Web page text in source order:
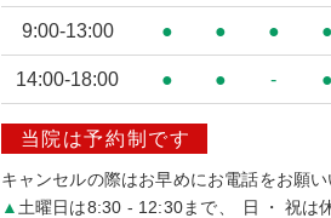
9:00-13:00 ● ● ● ●
14:00-18:00 ● ● - ●
当院は予約制です
キャンセルの際はお早めにお電話をお願い
▲ 土曜日は8:30 - 12:30まで 日・ 祝は